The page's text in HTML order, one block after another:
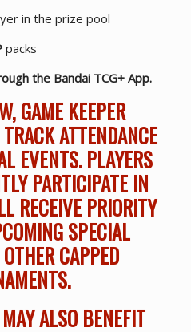
in the prize pool
packs
the Bandai TCG+ App.
GAME KEEPER
ATTENDANCE
EVENTS. PLAYERS
PARTICIPATE IN
RECEIVE PRIORITY
SPECIAL
CAPPED
ALSO BENEFIT